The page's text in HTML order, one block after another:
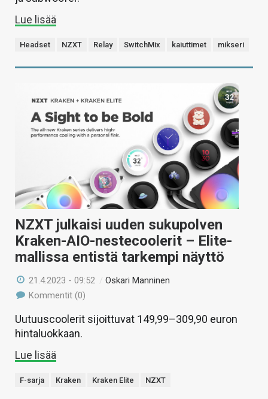
Lue lisää
Headset NZXT Relay SwitchMix kaiuttimet mikseri
NZXT julkaisi uuden sukupolven
Kraken-AIO-nestecoolerit – Elite-
mallissa entistä tarkempi näyttö
21.4.2023 - 09:52 /Oskari Manninen
Kommentit (0)
Uutuuscoolerit sijoittuvat 149,99–309,90 euron
hintaluokkaan.
Lue lisää
F-sarja Kraken Kraken Elite NZXT